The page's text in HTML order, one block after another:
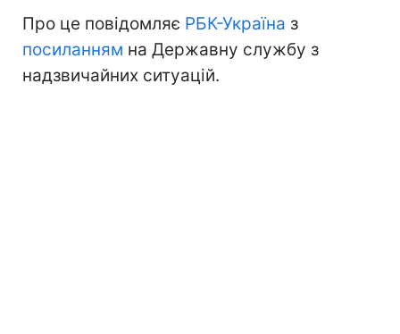
Про це повідомляє РБК-Україна з
посиланням на Державну службу з
надзвичайних ситуацій.